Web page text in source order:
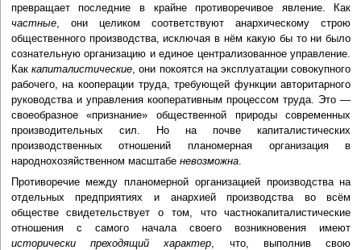
превращает последние в крайне противоречивое явление. Как
частные, они целиком соответствуют анархическому строю
общественного производства, исключая в нём какую бы то ни было
сознательную организацию и единое централизованное управление.
Как капиталистические, они покоятся на эксплуатации совокупного
рабочего, на кооперации труда, требующей функции авторитарного
руководства и управления кооперативным процессом труда. Это —
своеобразное «признание» общественной природы современных
производительных сил. Но на почве капиталистических
производственных отношений планомерная организация в
народнохозяйственном масштабе невозможна.
Противоречие между планомерной организацией производства на
отдельных предприятиях и анархией производства во всём
обществе свидетельствует о том, что частнокапиталистические
отношения с самого начала своего возникновения имеют
исторически преходящий характер , что, выполнив свою